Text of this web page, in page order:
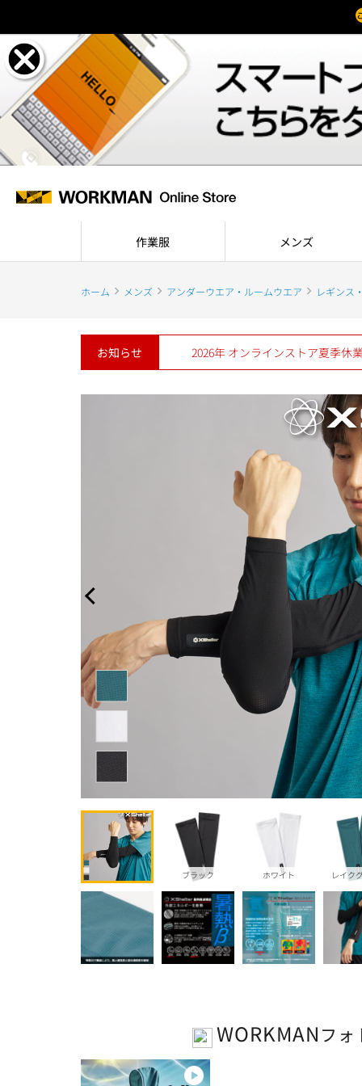
作業服 メンズ
ホーム メンズ アンダーウエア・ルームウエア レギンス
お知らせ 2026年 オンラインストア夏季休
ブラック ホワイト レイク
WORKMAN フォ